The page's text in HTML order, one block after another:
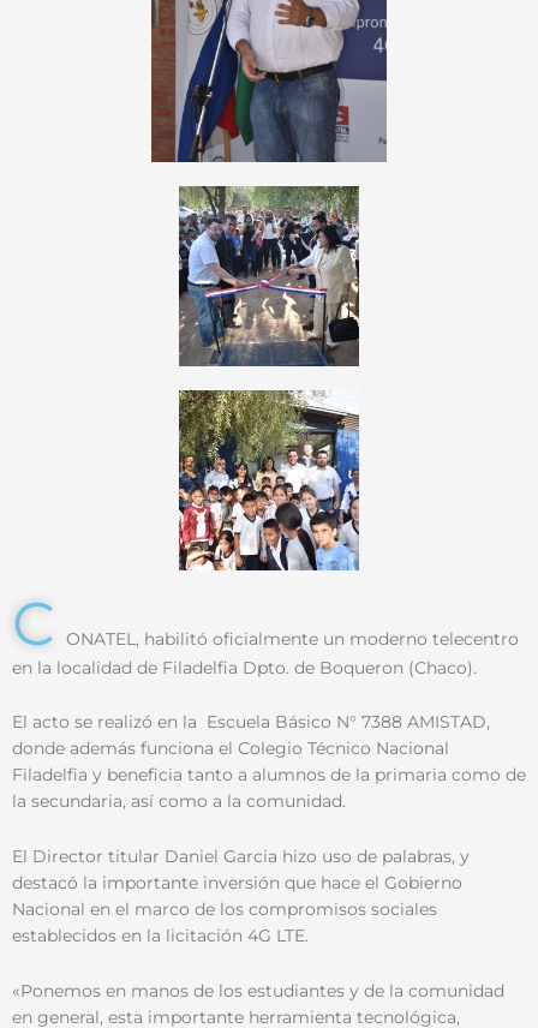
C
ONATEL, habilitó oficialmente un moderno telecentro
en la localidad de Filadelfia Dpto. de Boqueron (Chaco).
El acto se realizó en la Escuela Básico N° 7388 AMISTAD,
donde además funciona el Colegio Técnico Nacional
Filadelfia y beneficia tanto a alumnos de la primaria como de
la secundaria, así como a la comunidad.
El Director titular Daniel Garcia hizo uso de palabras, y
destacó la importante inversión que hace el Gobierno
Nacional en el marco de los compromisos sociales
establecidos en la licitación 4G LTE.
«Ponemos en manos de los estudiantes y de la comunidad
en general, esta importante herramienta tecnológica,